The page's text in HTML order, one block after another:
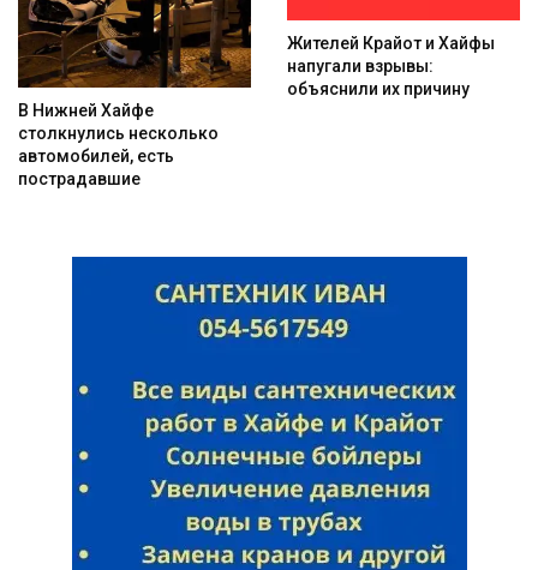
В Нижней Хайфе
столкнулись несколько
автомобилей, есть
пострадавшие
Жителей Крайот и Хайфы
напугали взрывы:
объяснили их причину